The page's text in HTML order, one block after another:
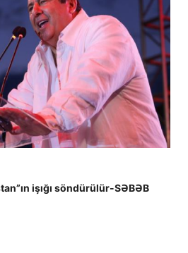
işığı söndürülür-SƏBƏB